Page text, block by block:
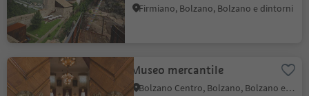
Firmiano, Bolzano, Bolzano e dintorni
Museo mercantile
Bolzano Centro, Bolzano, Bolzano e dintorni